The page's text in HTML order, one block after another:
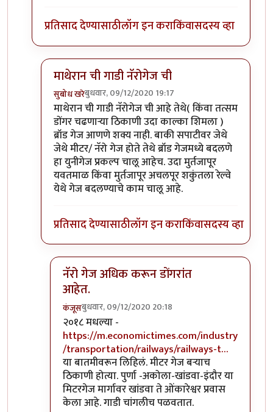
प्रतिसाद देण्यासाठीलॉग इन कराकिंवासदस्य व्हा
माथेरान ची गाडी नॅरोगेज ची
सुबोध खरेबुधवार, 09/12/2020 19:17
In reply toमाथेरानची आहेच.byकंजूस
माथेरान ची गाडी नॅरोगेज ची आहे तेथे( किंवा तत्सम
डोंगर चढणाऱ्या ठिकाणी उदा काल्का शिमला )
ब्रॉड गेज आणणे शक्य नाही. बाकी सपाटीवर जेथे
जेथे मीटर/ नॅरो गेज होते तेथे ब्रॉड गेजमध्ये बदलणे
हा युनीगेज प्रकल्प चालू आहेच. उदा मुर्तजापूर
यवतमाळ किंवा मुर्तजापूर अचलपूर शकुंतला रेल्वे
येथे गेज बदलण्याचे काम चालू आहे.
प्रतिसाद देण्यासाठीलॉग इन कराकिंवासदस्य व्हा
नॅरो गेज अधिक करून डोंगरांत
आहेत.
कंजूसबुधवार, 09/12/2020 20:18
In reply toमाथेरान ची गाडी नॅरोगेज ची
२०१८ मधल्या -
https://m.economictimes.com/industry
/transportation/railways/railways-t…
या बातमीवरून लिहिलं. मीटर गेज बऱ्याच
ठिकाणी होत्या. पुर्णा -अकोला-खांडवा-इंदौर या
मिटरगेज मार्गावर खांडवा ते ओंकारेश्वर प्रवास
केला आहे. गाडी चांगलीच पळवतात.